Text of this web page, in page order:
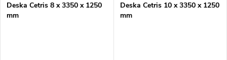
Deska Cetris 8 x 3350 x 1250
mm
Deska Cetris 10 x 3350 x 1250
mm